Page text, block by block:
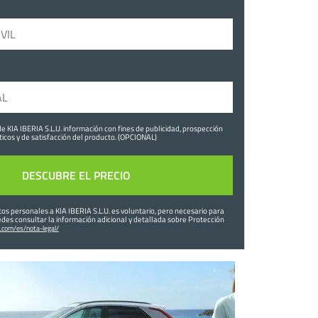
KIA IBERIA S.L.U. información con fines de publicidad, prospección
y de satisfacción del producto. (OPCIONAL)
personales a KIA IBERIA S.L.U. es voluntario, pero necesario para
consultar la información adicional y detallada sobre Protección
es/nota-legal/